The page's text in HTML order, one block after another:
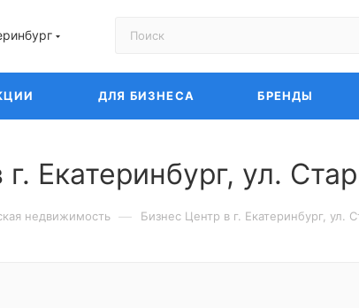
ДЛЯ БИЗНЕСА БРЕНДЫ
Екатеринбург, ул.
недвижимость — Бизнес Центр в г. Екатеринбург, ул.